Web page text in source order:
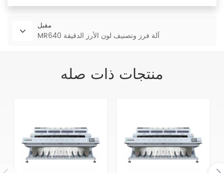
مقبل
MR640 آلة فرز وتصنيف لون الأرز الدقيقة
منتجات ذات صله